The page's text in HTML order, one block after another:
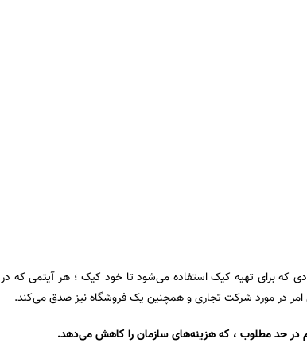
که برای تهیه کیک استفاده می‌شود تا خود کیک ؛ هر آیتمی که در
در مورد شرکت تجاری و همچنین یک فروشگاه نیز صدق می‌کند.
در حد مطلوب ، که هزینه‌های سازمان را کاهش می‌دهد.